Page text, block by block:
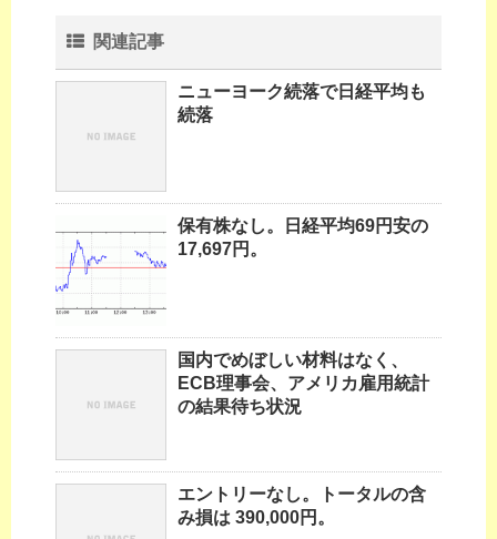
関連記事
ニューヨーク続落で日経平均も
続落
保有株なし。日経平均69円安の
17,697円。
国内でめぼしい材料はなく、
ECB理事会、アメリカ雇用統計
の結果待ち状況
エントリーなし。トータルの含
み損は 390,000円。